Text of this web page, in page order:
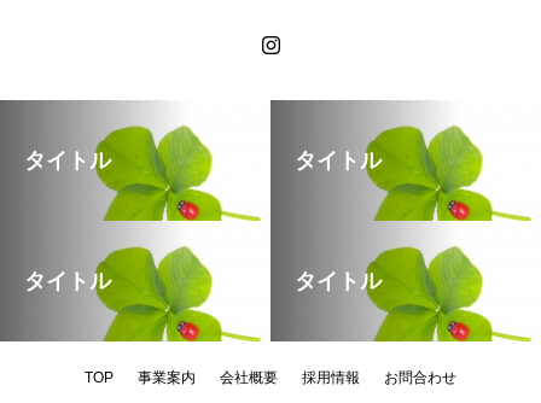
タイトル タイトル
タイトル タイトル
TOP 事業案内 会社概要 採用情報 お問合わせ